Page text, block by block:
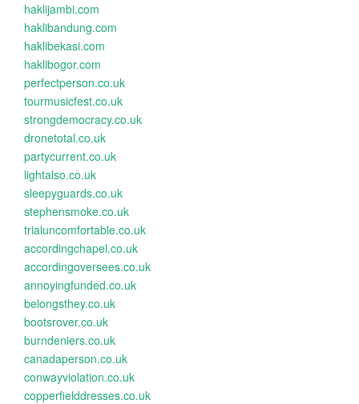
haklijambi.com
haklibandung.com
haklibekasi.com
haklibogor.com
perfectperson.co.uk
tourmusicfest.co.uk
strongdemocracy.co.uk
dronetotal.co.uk
partycurrent.co.uk
lightalso.co.uk
sleepyguards.co.uk
stephensmoke.co.uk
trialuncomfortable.co.uk
accordingchapel.co.uk
accordingoversees.co.uk
annoyingfunded.co.uk
belongsthey.co.uk
bootsrover.co.uk
burndeniers.co.uk
canadaperson.co.uk
conwayviolation.co.uk
copperfielddresses.co.uk